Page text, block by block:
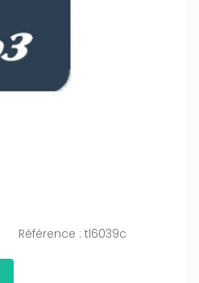
Référence : tl6039c